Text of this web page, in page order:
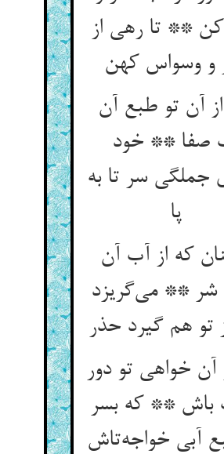
** تا رهی از
و وسواس کهن
آن تو طبع آن
صفا ** خود
جملگی سر تا به
پا
که از آب آن
شر ** می‌گریزد
تو هم گیرد حذر
آن خواهی تو دور
باش ** که بسر
آبی خواجه‌تاش